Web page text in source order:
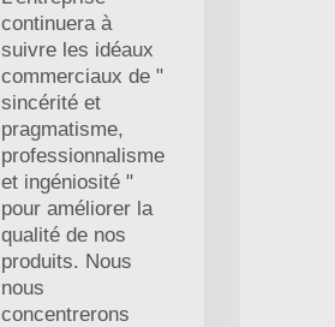
continuera à
suivre les idéaux
commerciaux de "
sincérité et
pragmatisme,
professionnalisme
et ingéniosité "
pour améliorer la
qualité de nos
produits. Nous
nous
concentrerons